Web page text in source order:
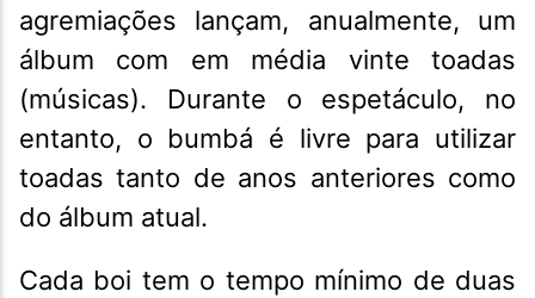
agremiações lançam, anualmente, um
álbum com em média vinte toadas
(músicas). Durante o espetáculo, no
entanto, o bumbá é livre para utilizar
toadas tanto de anos anteriores como
do álbum atual.
Cada boi tem o tempo mínimo de duas